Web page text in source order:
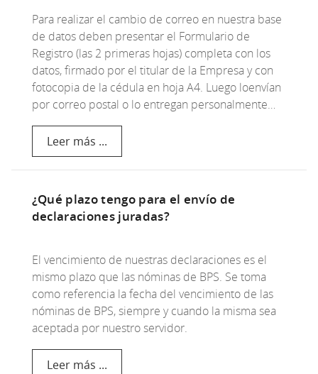
Para realizar el cambio de correo en nuestra base
de datos deben presentar el Formulario de
Registro (las 2 primeras hojas) completa con los
datos, firmado por el titular de la Empresa y con
fotocopia de la cédula en hoja A4. Luego loenvían
por correo postal o lo entregan personalmente…
Leer más ...
¿Qué plazo tengo para el envío de
declaraciones juradas?
El vencimiento de nuestras declaraciones es el
mismo plazo que las nóminas de BPS. Se toma
como referencia la fecha del vencimiento de las
nóminas de BPS, siempre y cuando la misma sea
aceptada por nuestro servidor.
Leer más ...